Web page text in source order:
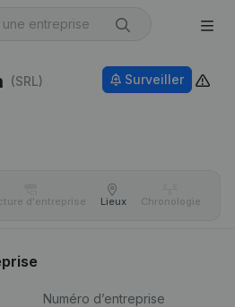
(SRL)
Surveiller
d'entreprise Lieux Chronologie
Numéro d’entreprise